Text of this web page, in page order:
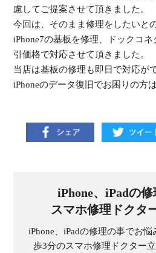
慮してご提案させて頂きました。
今回は、そのまま修理をしたいと
iPhone7の基板を修理、ドックコ
引価格で対応させて頂きました。
当店は基板の修理も即日で対応が
iPhoneのデータ復旧でお困りの方
iPhone、iPadの
スマホ修理ドクタ
iPhone、iPadの修理の事でお
歩3分のスマホ修理ドクター